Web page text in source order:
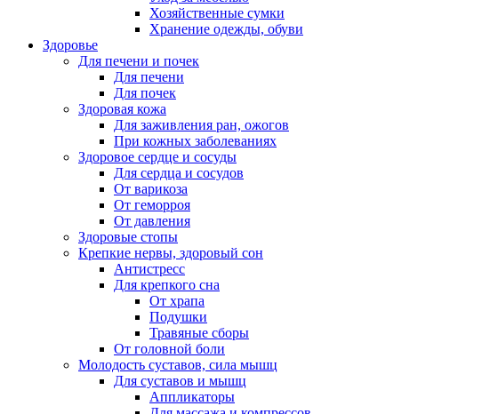
Хозяйственные сумки
Хранение одежды, обуви
Здоровье
Для печени и почек
Для печени
Для почек
Здоровая кожа
Для заживления ран, ожогов
При кожных заболеваниях
Здоровое сердце и сосуды
Для сердца и сосудов
От варикоза
От геморроя
От давления
Здоровые стопы
Крепкие нервы, здоровый сон
Антистресс
Для крепкого сна
От храпа
Подушки
Травяные сборы
От головной боли
Молодость суставов, сила мышц
Для суставов и мышц
Аппликаторы